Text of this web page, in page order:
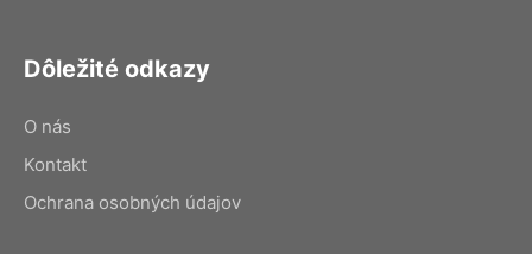
Dôležité odkazy
O nás
Kontakt
Ochrana osobných údajov